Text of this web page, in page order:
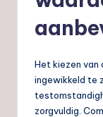
Het kiezen
ingewikkeld te
zorgvuldig.